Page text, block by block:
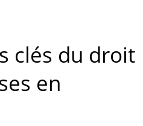
clés du droit
en